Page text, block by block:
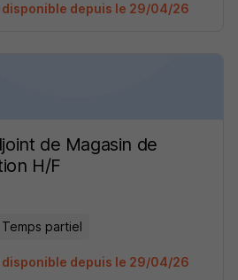
disponible depuis le 29/04/26
de Magasin de
H/F
Temps partiel
disponible depuis le 29/04/26